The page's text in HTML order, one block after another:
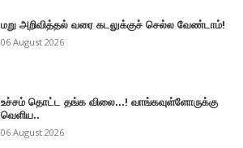
மறு அறிவித்தல் வரை கடலுக்குச் செல்ல வேண்டாம்!
06 August 2026
உச்சம் தொட்ட தங்க விலை...! வாங்கவுள்ளோருக்கு
வெளிய..
06 August 2026